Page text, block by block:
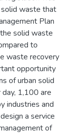
waste that
Plan
solid waste
to
waste recovery
opportunity
of urban solid
1,100 are
industries and
a service
of